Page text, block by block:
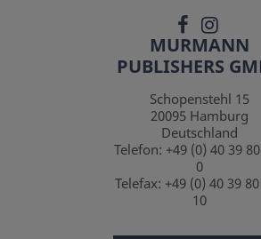
MURMANN
PUBLISHERS
Schopenstehl 15
20095 Hamburg
Deutschland
Telefon: +49 (0) 40 39
0
Telefax: +49 (0) 40 39
10